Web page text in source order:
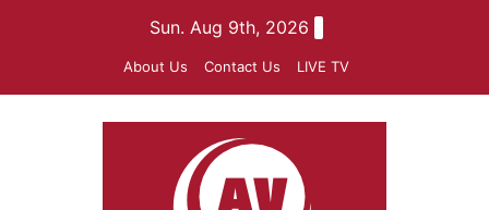
Sun. Aug 9th, 2026
About Us Contact Us LIVE TV